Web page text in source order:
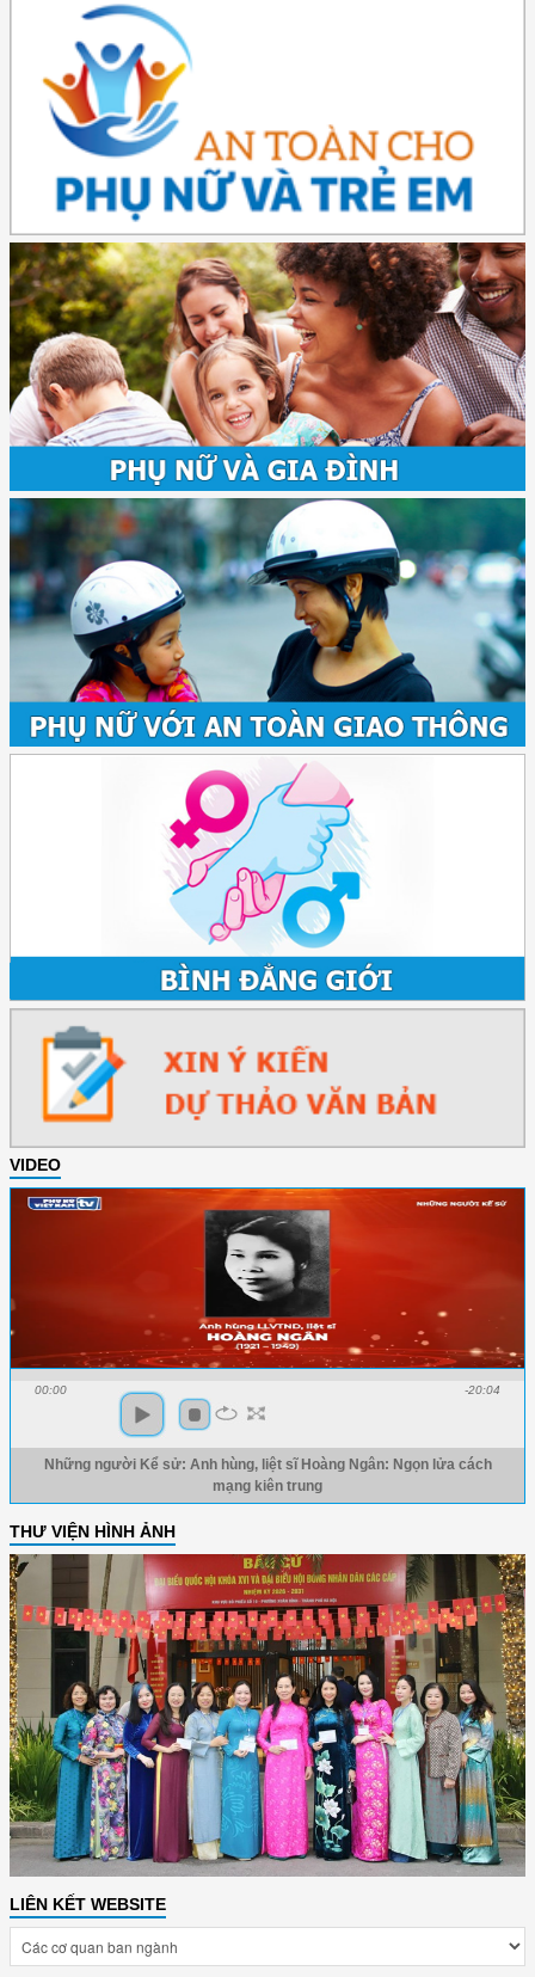
VIDEO
00:00 -20:04
Những người Kể sử: Anh hùng, liệt sĩ Hoàng Ngân: Ngọn lửa cách
mạng kiên trung
THƯ VIỆN HÌNH ẢNH
LIÊN KẾT WEBSITE